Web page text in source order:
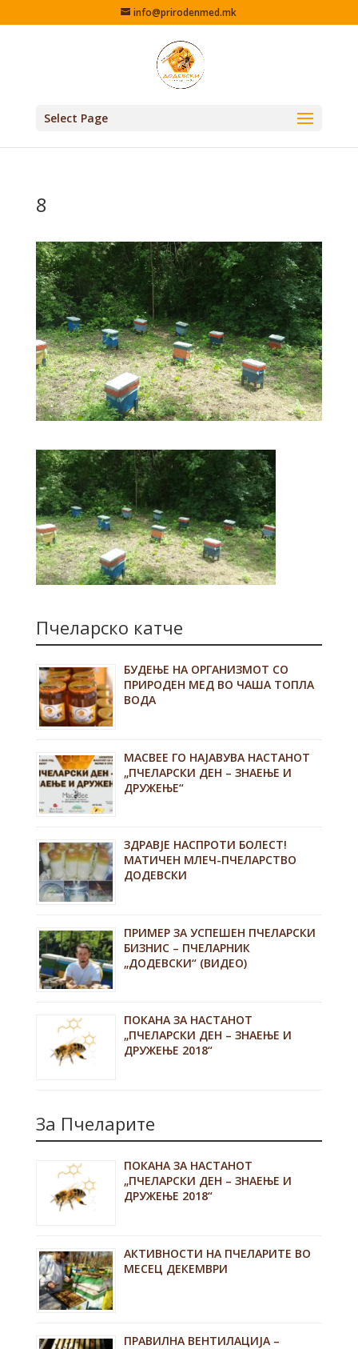
info@prirodenmed.mk
Select Page
8
Пчеларско катче
БУДЕЊЕ НА ОРГАНИЗМОТ СО
ПРИРОДЕН МЕД ВО ЧАША ТОПЛА
ВОДА
MACBEE ГО НАЈАВУВА НАСТАНОТ
„ПЧЕЛАРСКИ ДЕН – ЗНАЕЊЕ И
ДРУЖЕЊЕ“
ЗДРАВЈЕ НАСПРОТИ БОЛЕСТ!
МАТИЧЕН МЛЕЧ-ПЧЕЛАРСТВО
ДОДЕВСКИ
ПРИМЕР ЗА УСПЕШЕН ПЧЕЛАРСКИ
БИЗНИС – ПЧЕЛАРНИК
„ДОДЕВСКИ“ (ВИДЕО)
ПОКАНА ЗА НАСТАНОТ
„ПЧЕЛАРСКИ ДЕН – ЗНАЕЊЕ И
ДРУЖЕЊЕ 2018“
За Пчеларите
ПОКАНА ЗА НАСТАНОТ
„ПЧЕЛАРСКИ ДЕН – ЗНАЕЊЕ И
ДРУЖЕЊЕ 2018“
АКТИВНОСТИ НА ПЧЕЛАРИТЕ ВО
МЕСЕЦ ДЕКЕМВРИ
ПРАВИЛНА ВЕНТИЛАЦИЈА –